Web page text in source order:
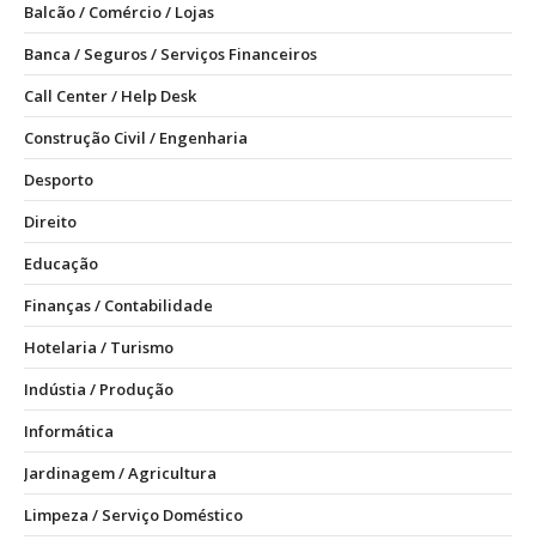
Balcão / Comércio / Lojas
Banca / Seguros / Serviços Financeiros
Call Center / Help Desk
Construção Civil / Engenharia
Desporto
Direito
Educação
Finanças / Contabilidade
Hotelaria / Turismo
Indústia / Produção
Informática
Jardinagem / Agricultura
Limpeza / Serviço Doméstico